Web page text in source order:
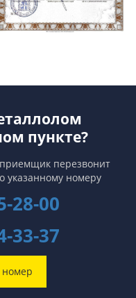
пункте?
перезвонит
указанному номеру
28-00
33-37
номер